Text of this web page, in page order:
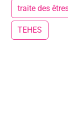
traite des
TEHES